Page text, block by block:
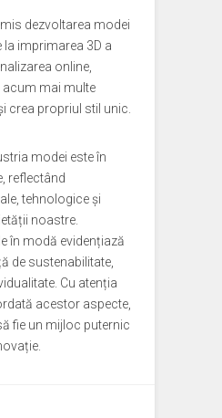
dezvoltarea modei
la imprimarea 3D a
online,
mai multe
crea propriul stil unic.
modei este în
reflectând
tehnologice și
noastre.
în modă evidențiază
de sustenabilitate,
Cu atenția
acestor aspecte,
fie un mijloc puternic